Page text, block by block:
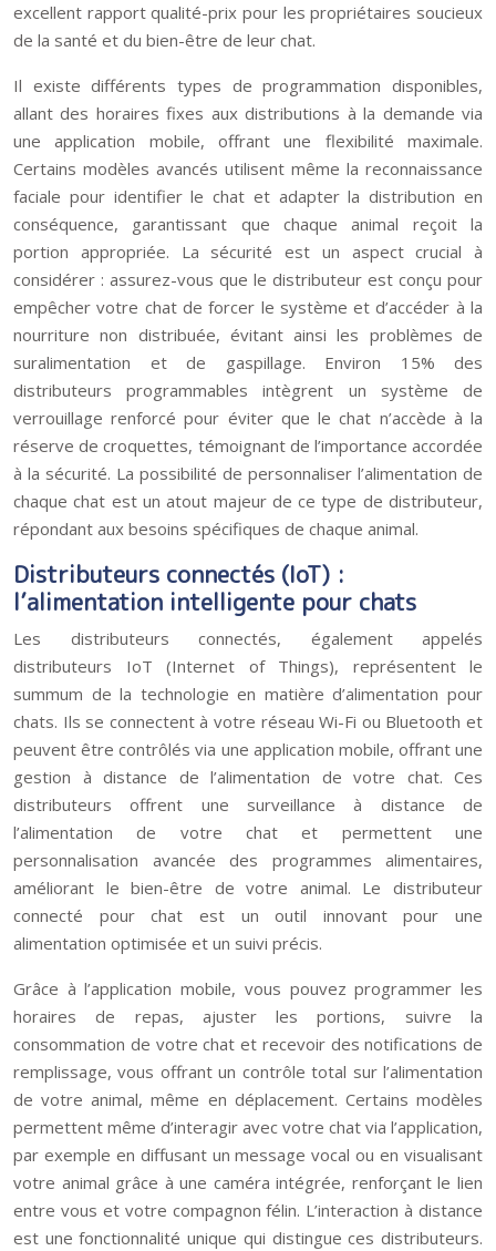
excellent rapport qualité-prix pour les propriétaires soucieux
de la santé et du bien-être de leur chat.
Il existe différents types de programmation disponibles,
allant des horaires fixes aux distributions à la demande via
une application mobile, offrant une flexibilité maximale.
Certains modèles avancés utilisent même la reconnaissance
faciale pour identifier le chat et adapter la distribution en
conséquence, garantissant que chaque animal reçoit la
portion appropriée. La sécurité est un aspect crucial à
considérer : assurez-vous que le distributeur est conçu pour
empêcher votre chat de forcer le système et d’accéder à la
nourriture non distribuée, évitant ainsi les problèmes de
suralimentation et de gaspillage. Environ 15% des
distributeurs programmables intègrent un système de
verrouillage renforcé pour éviter que le chat n’accède à la
réserve de croquettes, témoignant de l’importance accordée
à la sécurité. La possibilité de personnaliser l’alimentation de
chaque chat est un atout majeur de ce type de distributeur,
répondant aux besoins spécifiques de chaque animal.
Distributeurs connectés (IoT) :
l’alimentation intelligente pour chats
Les distributeurs connectés, également appelés
distributeurs IoT (Internet of Things), représentent le
summum de la technologie en matière d’alimentation pour
chats. Ils se connectent à votre réseau Wi-Fi ou Bluetooth et
peuvent être contrôlés via une application mobile, offrant une
gestion à distance de l’alimentation de votre chat. Ces
distributeurs offrent une surveillance à distance de
l’alimentation de votre chat et permettent une
personnalisation avancée des programmes alimentaires,
améliorant le bien-être de votre animal. Le distributeur
connecté pour chat est un outil innovant pour une
alimentation optimisée et un suivi précis.
Grâce à l’application mobile, vous pouvez programmer les
horaires de repas, ajuster les portions, suivre la
consommation de votre chat et recevoir des notifications de
remplissage, vous offrant un contrôle total sur l’alimentation
de votre animal, même en déplacement. Certains modèles
permettent même d’interagir avec votre chat via l’application,
par exemple en diffusant un message vocal ou en visualisant
votre animal grâce à une caméra intégrée, renforçant le lien
entre vous et votre compagnon félin. L’interaction à distance
est une fonctionnalité unique qui distingue ces distributeurs.